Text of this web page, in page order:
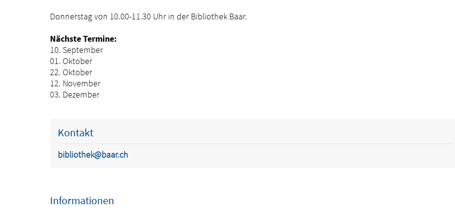
Donnerstag von 10.00-11.30 Uhr in der Bibliothek Baar.
Nächste Termine:
10. September
01. Oktober
22. Oktober
12. November
03. Dezember
Kontakt
bibliothek@baar.ch
Informationen